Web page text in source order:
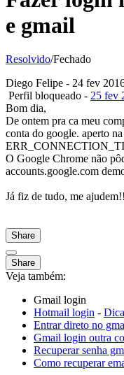
e gmail
Resolvido/Fechado
Diego Felipe - 24 fev
Perfil bloqueado - 25 fev
Bom dia,
De ontem pra ca meu
conta do google. aperto
O Google Chrome não
accounts.google.com
Já fiz de tudo, me
Share
Share
Veja também:
Gmail login
Hotmail login -
Entrar direto no
Gmail login outra
Recuperar senha
Como recuperar